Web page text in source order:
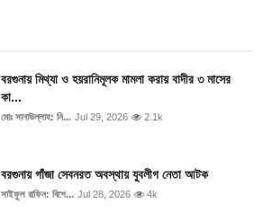
বরগুনায় মিথ্যা ও হয়রানিমূলক মামলা করায় বাদীর ৩ মাসের
কা...
মোঃ সানাউল্লাহ: নি... Jul 29, 2026 2.1k
বরগুনায় গাঁজা সেবনরত অবস্থায় যুবলীগ নেতা আটক
সাইফুল রাফিন: বিশে... Jul 28, 2026 4k